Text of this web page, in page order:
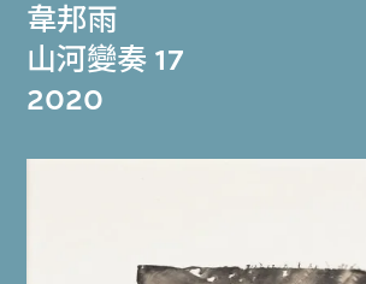
韋邦雨
山河變奏 17
2020